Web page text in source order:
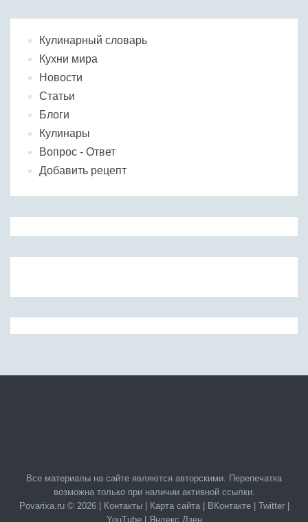
Кулинарный словарь
Кухни мира
Новости
Статьи
Блоги
Кулинары
Вопрос - Ответ
Добавить рецепт
Все материалы на сайте являются авторскими. Перепечатка
возможна только при наличии активной ссылки.
Povarixa.ru © 2026 |
Контакты| Карта сайта| ВКонтакте| Twitter|
YouTube| Яндекс.Дзен